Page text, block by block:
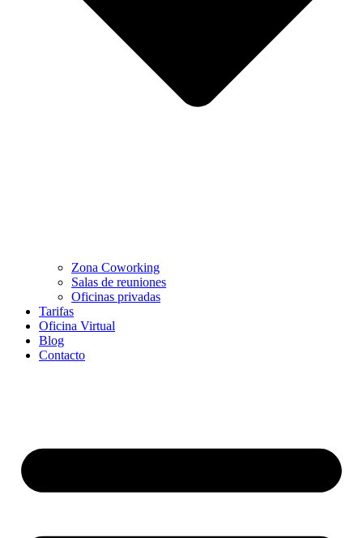
Zona Coworking
Salas de reuniones
Oficinas privadas
Tarifas
Oficina Virtual
Blog
Contacto